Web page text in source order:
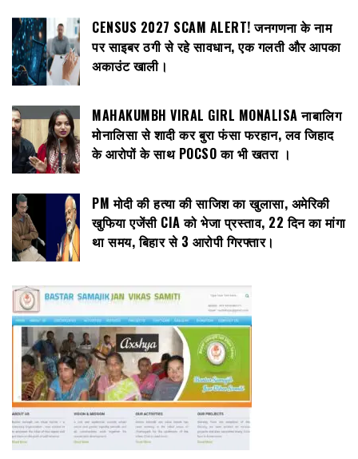
CENSUS 2027 SCAM ALERT! जनगणना के नाम
पर साइबर ठगी से रहे सावधान, एक गलती और आपका
अकाउंट खाली।
MAHAKUMBH VIRAL GIRL MONALISA नाबालिग
मोनालिसा से शादी कर बुरा फंसा फरहान, लव जिहाद
के आरोपों के साथ POCSO का भी खतरा ।
PM मोदी की हत्या की साजिश का खुलासा, अमेरिकी
खुफिया एजेंसी CIA को भेजा प्रस्ताव, 22 दिन का मांगा
था समय, बिहार से 3 आरोपी गिरफ्तार।